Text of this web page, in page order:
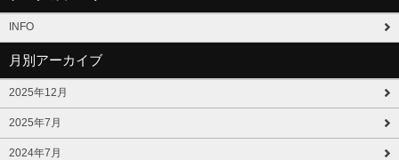
INFO
月別アーカイブ
2025年12月
2025年7月
2024年7月